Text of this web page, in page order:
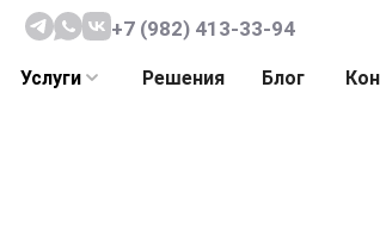
+7 (982) 413-33-94
Услуги Решения Блог